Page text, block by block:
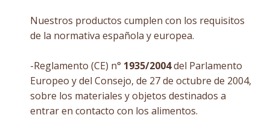
Nuestros productos cumplen con los requisitos
de la normativa española y europea.
-Reglamento (CE) n° 1935/2004del Parlamento
Europeo y del Consejo, de 27 de octubre de 2004,
sobre los materiales y objetos destinados a
entrar en contacto con los alimentos.